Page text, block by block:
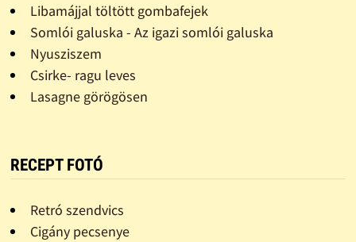
Libamájjal töltött gombafejek
Somlói galuska - Az igazi somlói galuska
Nyusziszem
Csirke- ragu leves
Lasagne görögösen
RECEPT FOTÓ
Retró szendvics
Cigány pecsenye